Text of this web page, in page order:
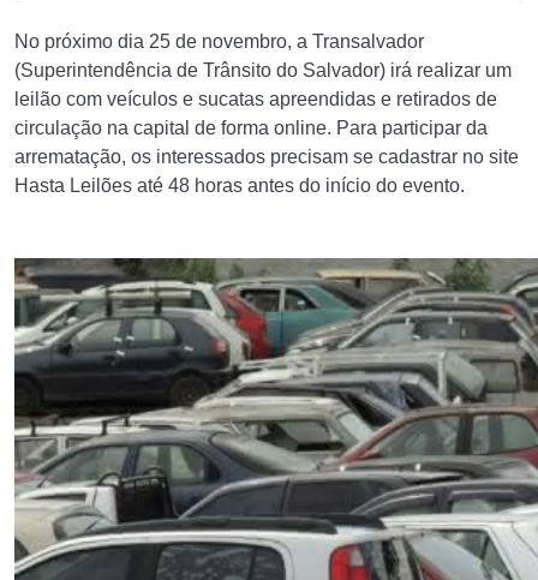
No próximo dia 25 de novembro, a Transalvador
(Superintendência de Trânsito do Salvador) irá realizar um
leilão com veículos e sucatas apreendidas e retirados de
circulação na capital de forma online. Para participar da
arrematação, os interessados precisam se cadastrar no site
Hasta Leilões até 48 horas antes do início do evento.